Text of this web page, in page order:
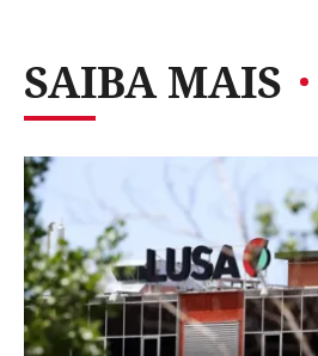
SAIBA MAIS